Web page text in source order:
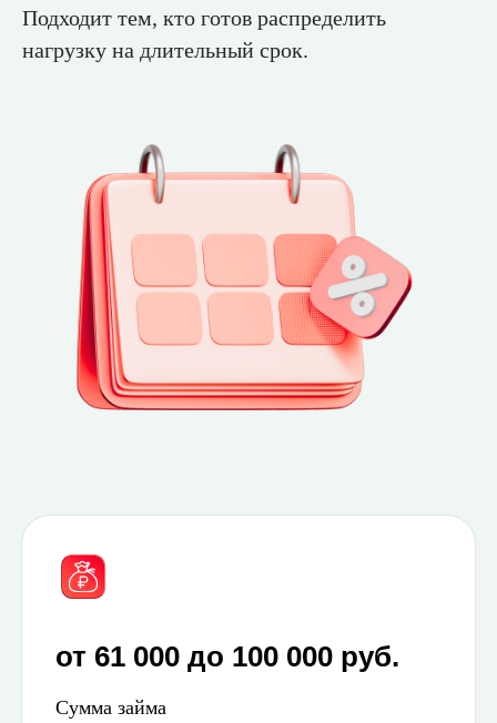
Подходит тем, кто готов распределить
нагрузку на длительный срок.
от 61 000 до 100 000 руб.
Сумма займа